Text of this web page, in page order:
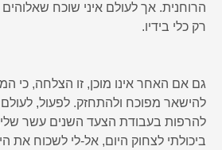
הרוחנית. אך לעולם איני שוכח
רק כלי בידיו.
גם אם האחר אינו מוכן, זו הצלחה, כי
להישאר מפוכח ולהתחזק. לפעול,
להרפות בעבודת הצעד השנים עשר
ביכולתי לצחוק היום, אל-לי לשכוח את